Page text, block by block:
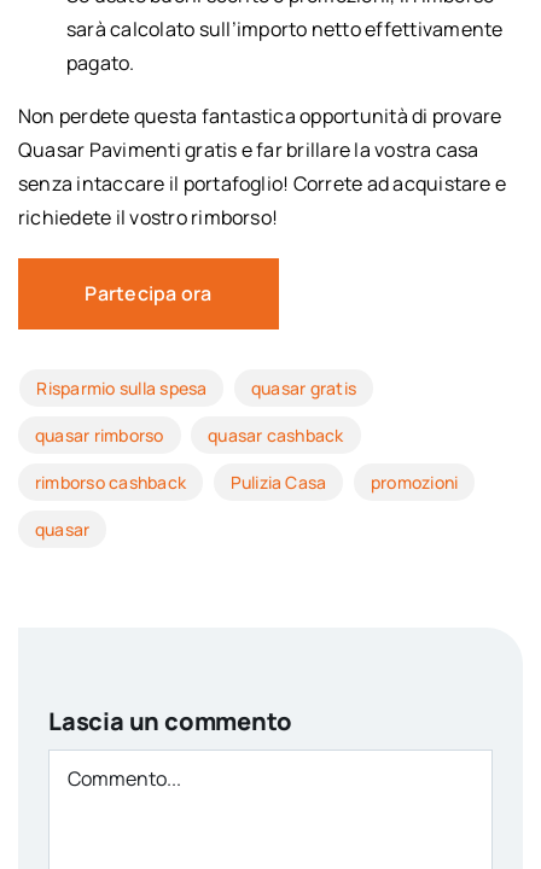
sarà calcolato sull’importo netto effettivamente
pagato.
Non perdete questa fantastica opportunità di provare
Quasar Pavimenti gratis e far brillare la vostra casa
senza intaccare il portafoglio! Correte ad acquistare e
richiedete il vostro rimborso!
Partecipa ora
Risparmio sulla spesa quasar gratis
quasar rimborso quasar cashback
rimborso cashback Pulizia Casa promozioni
quasar
Lascia un commento
Comment